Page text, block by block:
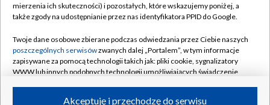
Naziemna Telewizja Cyfrowa
Rada Programowa
System NOS
Informacje o nadawcy
Pomoc
Kontakt
Kanały
mierzenia ich skuteczności) i pozostałych, które wskazujemy poniżej, a
także zgody na udostępnianie przez nas identyfikatora PPID do Google.
Twoje dane osobowe zbierane podczas odwiedzania przez Ciebie naszych
poszczególnych serwisówzwanych dalej „Portalem”, w tym informacje
zapisywane za pomocą technologii takich jak: pliki cookie, sygnalizatory
WWW lub innych podobnych technologii umożliwiających świadczenie
Akceptuję i przechodzę do serwisu